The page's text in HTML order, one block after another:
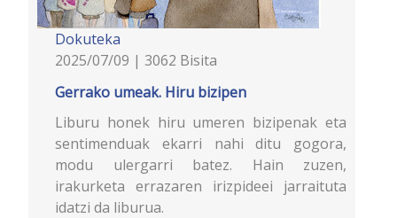
Dokuteka
2025/07/09 | 3062 Bisita
Gerrako umeak. Hiru bizipen
Liburu honek hiru umeren bizipenak eta
sentimenduak ekarri nahi ditu gogora,
modu ulergarri batez. Hain zuzen,
irakurketa errazaren irizpideei jarraituta
idatzi da liburua.